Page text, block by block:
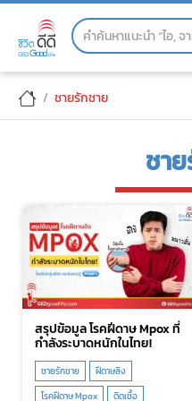
Skip
ชายรักชาย
ชา
สรุปข้อมูล โรคฝีดาษ Mpox ที่
กำลังระบาดหนักในไทย!
ชายรักชาย
ฝีดาษลิง
โรคฝีดาษ Mpox
ติดเชื้อ